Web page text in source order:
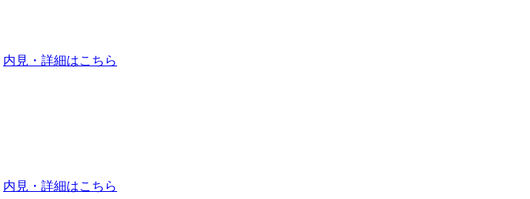
内見・詳細はこちら
内見・詳細はこちら